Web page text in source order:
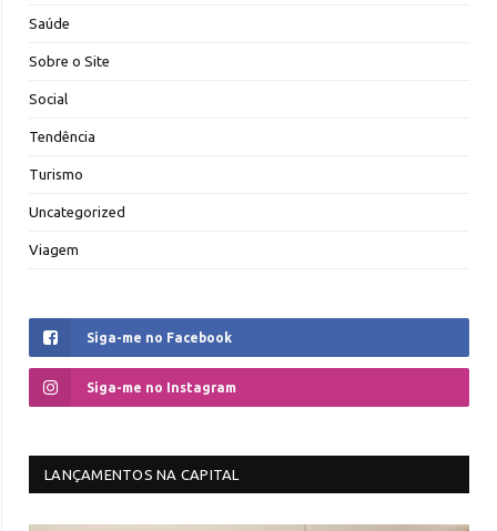
Saúde
Sobre o Site
Social
Tendência
Turismo
Uncategorized
Viagem
Siga-me no Facebook
Siga-me no Instagram
LANÇAMENTOS NA CAPITAL